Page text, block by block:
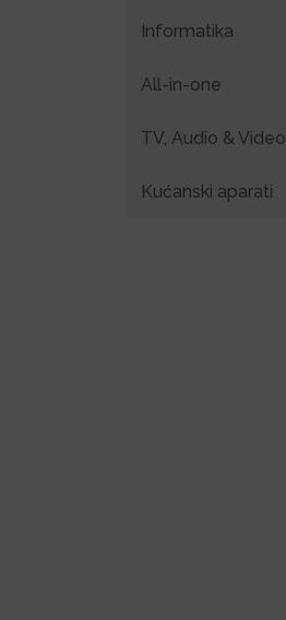
Informatika
All-in-one
TV, Audio & Video
Kućanski aparati